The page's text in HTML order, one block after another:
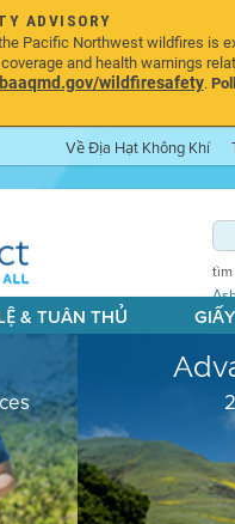
ADVISORY
Pacific Northwest wildfires is
and health warnings
wildfiresafety.
Về Địa Hạt Không Khí
& TUÂN THỦ